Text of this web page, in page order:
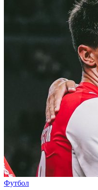
Футбол